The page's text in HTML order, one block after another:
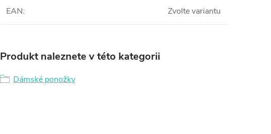
EAN: Zvolte variantu
Produkt naleznete v této kategorii
Dámské ponožky